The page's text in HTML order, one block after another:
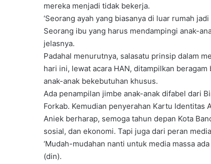
mereka menjadi tidak bekerja.
‘Seorang ayah yang biasanya di luar rumah
Seorang ibu yang harus mendampingi anak-
jelasnya.
Padahal menurutnya, salasatu prinsip dalam
hari ini, lewat acara HAN, ditampilkan
anak-anak bekebutuhan khusus.
Ada penampilan jimbe anak-anak difabel dari
Forkab. Kemudian penyerahan Kartu Identitas
Aniek berharap, semoga tahun depan Kota
sosial, dan ekonomi. Tapi juga dari peran
‘Mudah-mudahan nanti untuk media massa
(din).